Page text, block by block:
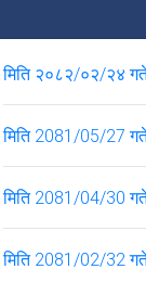
CC Camera जडान
समन्वय समितिको
गरियो ।
ई हाजिरी जडान
मिति २०८२/०२/२४
मिति 2081/05/27
मिति 2081/04/30 गते
मिति 2081/02/32 गते